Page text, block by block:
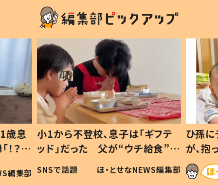
歳息
？」
編集部
小1から不登校、息子は「ギフテ
ッド」だった 父が“ウチ給食”を
作り続ける理由とは #令和の親
#令和の子
SNSで話題 ほ・とせなNEWS編集部
ひ孫
が、
「涙が
い」